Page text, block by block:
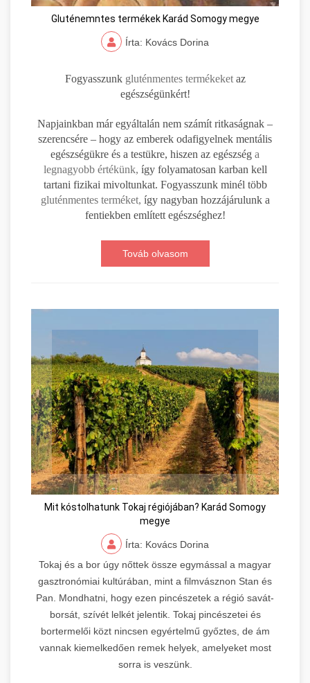
Gluténemntes termékek Karád Somogy megye
Írta: Kovács Dorina
Fogyasszunk gluténmentes termékeketaz
egészségünkért!
Napjainkban már egyáltalán nem számít ritkaságnak –
szerencsére – hogy az emberek odafigyelnek mentális
egészségükre és a testükre, hiszen az egészség a
legnagyobb értékünk, így folyamatosan karban kell
tartani fizikai mivoltunkat. Fogyasszunk minél több
gluténmentes terméket, így nagyban hozzájárulunk a
fentiekben említett egészséghez!
Továb olvasom
Mit kóstolhatunk Tokaj régiójában? Karád Somogy
megye
Írta: Kovács Dorina
Tokaj és a bor úgy nőttek össze egymással a magyar
gasztronómiai kultúrában, mint a filmvásznon Stan és
Pan. Mondhatni, hogy ezen pincészetek a régió savát-
borsát, szívét lelkét jelentik. Tokaj pincészetei és
bortermelői közt nincsen egyértelmű győztes, de ám
vannak kiemelkedően remek helyek, amelyeket most
sorra is veszünk.